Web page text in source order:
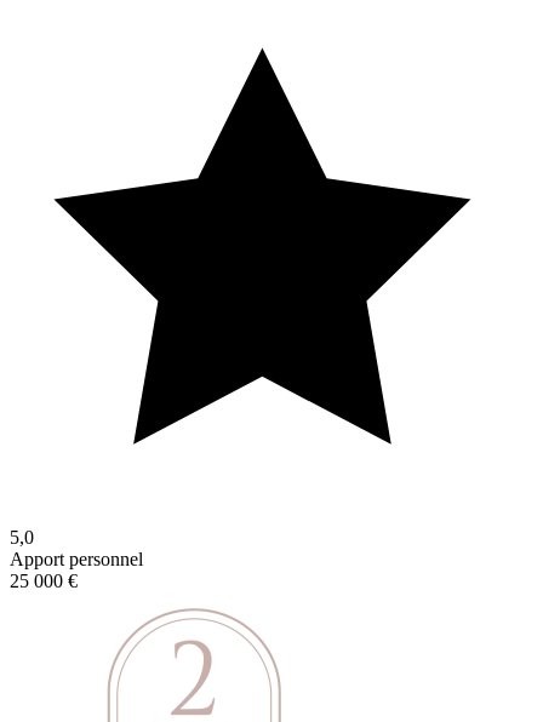
5,0
Apport personnel
25 000 €